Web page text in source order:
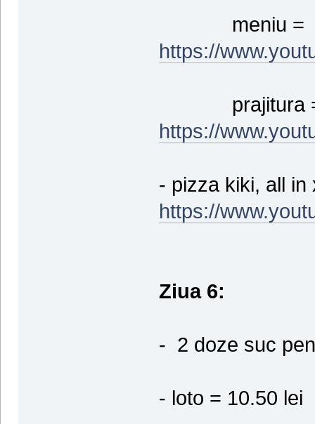
meniu =
https://
prajitura
https://
- pizza kiki, all in
https://
Ziua 6:
- 2 doze suc
- loto = 10.50 lei